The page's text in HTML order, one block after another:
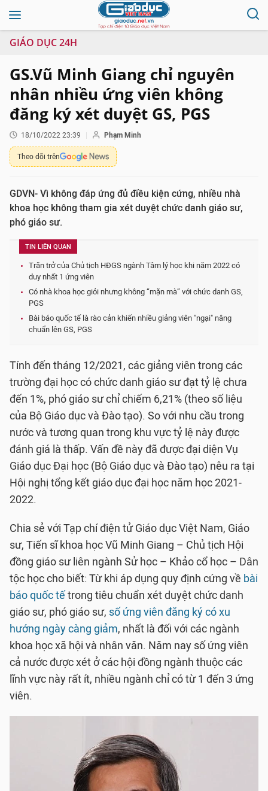
GIÁO DỤC 24H
GS.Vũ Minh Giang chỉ nguyên
nhân nhiều ứng viên không
đăng ký xét duyệt GS, PGS
18/10/2022 23:39 Phạm Minh
Theo dõi trên
GDVN- Vì không đáp ứng đủ điều kiện cứng, nhiều nhà
khoa học không tham gia xét duyệt chức danh giáo sư,
phó giáo sư.
TIN LIÊN QUAN
Trăn trở của Chủ tịch HĐGS ngành Tâm lý học khi năm 2022 có
duy nhất 1 ứng viên
Có nhà khoa học giỏi nhưng không “mặn mà” với chức danh GS,
PGS
Bài báo quốc tế là rào cản khiến nhiều giảng viên "ngại" nâng
chuẩn lên GS, PGS
Tính đến tháng 12/2021, các giảng viên trong các
trường đại học có chức danh giáo sư đạt tỷ lệ chưa
đến 1%, phó giáo sư chỉ chiếm 6,21% (theo số liệu
của Bộ Giáo dục và Đào tạo). So với nhu cầu trong
nước và tương quan trong khu vực tỷ lệ này được
đánh giá là thấp. Vấn đề này đã được đại diện Vụ
Giáo dục Đại học (Bộ Giáo dục và Đào tạo) nêu ra tại
Hội nghị tổng kết giáo dục đại học năm học 2021-
2022.
Chia sẻ với Tạp chí điện tử Giáo dục Việt Nam, Giáo
sư, Tiến sĩ khoa học Vũ Minh Giang – Chủ tịch Hội
đồng giáo sư liên ngành Sử học – Khảo cổ học – Dân
tộc học cho biết: Từ khi áp dụng quy định cứng về bài
báo quốc tếtrong tiêu chuẩn xét duyệt chức danh
giáo sư, phó giáo sư, số ứng viên đăng ký có xu
hướng ngày càng giảm, nhất là đối với các ngành
khoa học xã hội và nhân văn. Năm nay số ứng viên
cả nước được xét ở các hội đồng ngành thuộc các
lĩnh vực này rất ít, nhiều ngành chỉ có từ 1 đến 3 ứng
viên.